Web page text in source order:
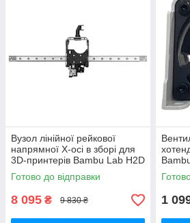
Вузол лінійної рейкової
напрямної X-осі в зборі для
3D-принтерів Bambu Lab H2D
Series, (оригінал, FAC110)
Готово до відправки
8 095 ₴ 9 830 ₴ 1